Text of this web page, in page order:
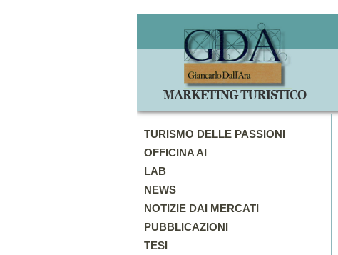
TURISMO DELLE PASSIONI
OFFICINA AI
LAB
NEWS
NOTIZIE DAI MERCATI
PUBBLICAZIONI
TESI